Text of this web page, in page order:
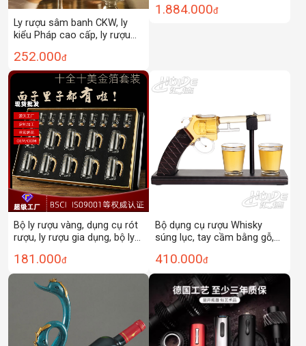
Ly rượu sâm banh CKW, ly
kiểu Pháp cao cấp, ly rượu
trọng nhẹ nhàng, ly thủy tinh
gia dụng
252.000đ
pha lê, ly rượu, bình rượu, hộp
1.884.000đ
Bộ ly rượu vàng, dụng cụ rót
rượu, ly rượu gia dụng, bộ ly
tặng, có thể thêm logo
181.000đ
Bộ dụng cụ rượu Whisky
súng lục, tay cầm bằng gỗ,
đựng rượu bằng thủy tinh
Borosilicat cao
410.000đ